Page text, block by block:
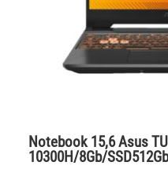
Notebook 15,6 Asus
10300H/8Gb/